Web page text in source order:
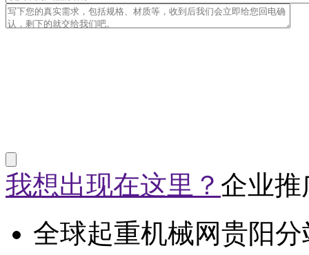
我想出现在这里？ 企业推
全球起重机械网贵阳